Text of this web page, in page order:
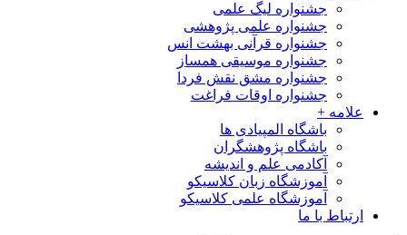
جشنواره لیگ علمی
جشنواره علمی پژوهشی
جشنواره قرآنی بهشت انس
جشنواره موسیقی همساز
جشنواره مشق نقش فردا
جشنواره اوقات فراغت
علامه +
باشگاه المپیادی ها
باشگاه پژوهشگران
آکادمی علم و اندیشه
آموزشگاه زبان کلاسیکو
آموزشگاه علمی کلاسیکو
ارتباط با ما